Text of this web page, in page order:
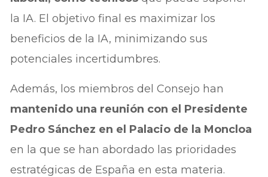
la IA. El objetivo final es maximizar los
beneficios de la IA, minimizando sus
potenciales incertidumbres.
Además, los miembros del Consejo han
mantenido una reunión con el Presidente
Pedro Sánchez en el Palacio de la Moncloa
en la que se han abordado las prioridades
estratégicas de España en esta materia.